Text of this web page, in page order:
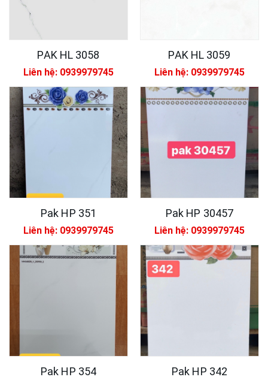
PAK HL 3058
Liên hệ: 0939979745
PAK HL 3059
Liên hệ: 0939979745
Pak HP 351
Liên hệ: 0939979745
Pak HP 30457
Liên hệ: 0939979745
Pak HP 354 Pak HP 342